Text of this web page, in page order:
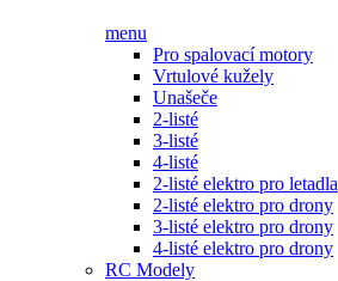
menu
Pro spalovací motory
Vrtulové kužely
Unašeče
2-listé
3-listé
4-listé
2-listé elektro pro letadla
2-listé elektro pro drony
3-listé elektro pro drony
4-listé elektro pro drony
RC Modely